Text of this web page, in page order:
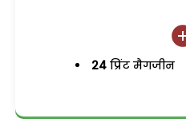
24 प्रिंट मैगजीन